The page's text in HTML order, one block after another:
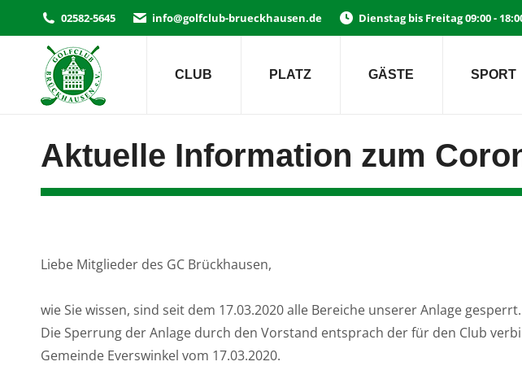
02582-5645 info@golfclub-brueckhausen.de Dienstag bis Freitag 09:00 -
CLUB PLATZ GÄSTE SPORT
Aktuelle Information zum
Liebe Mitglieder des GC Brückhausen,
wie Sie wissen, sind seit dem 17.03.2020 alle Bereiche unserer Anlage gesperrt.
Die Sperrung der Anlage durch den Vorstand entsprach der für den Club
Gemeinde Everswinkel vom 17.03.2020.